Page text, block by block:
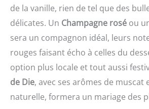
de la vanille, rien de tel que des
délicates. Un Champagne rosé ou
sera un compagnon idéal, leurs
rouges faisant écho à celles du
option plus locale et tout aussi
de Die, avec ses arômes de muscat
naturelle, formera un mariage des